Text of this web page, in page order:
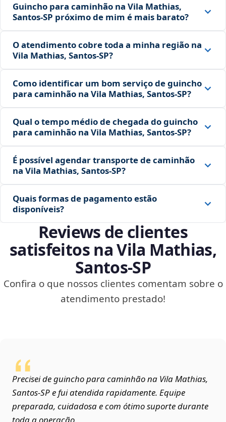
Guincho para caminhão na Vila Mathias,
Santos‑SP próximo de mim é mais barato?
O atendimento cobre toda a minha região na
Vila Mathias, Santos‑SP?
Como identificar um bom serviço de guincho
para caminhão na Vila Mathias, Santos‑SP?
Qual o tempo médio de chegada do guincho
para caminhão na Vila Mathias, Santos‑SP?
É possível agendar transporte de caminhão
na Vila Mathias, Santos‑SP?
Quais formas de pagamento estão
disponíveis?
Reviews de clientes
satisfeitos na Vila Mathias,
Santos‑SP
Confira o que nossos clientes comentam sobre o
atendimento prestado!
Precisei de guincho para caminhão na Vila Mathias,
Santos‑SP e fui atendida rapidamente. Equipe
preparada, cuidadosa e com ótimo suporte durante